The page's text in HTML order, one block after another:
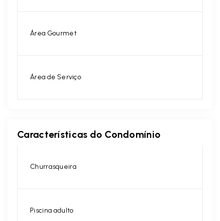
Área Gourmet
Área de Serviço
Características do Condomínio
Churrasqueira
Piscina adulto